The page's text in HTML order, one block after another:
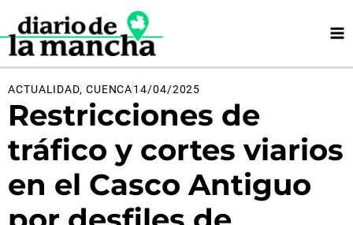
contenido
ACTUALIDAD, CUENCA14/04/2025
Restricciones de
tráfico y cortes viarios
en el Casco Antiguo